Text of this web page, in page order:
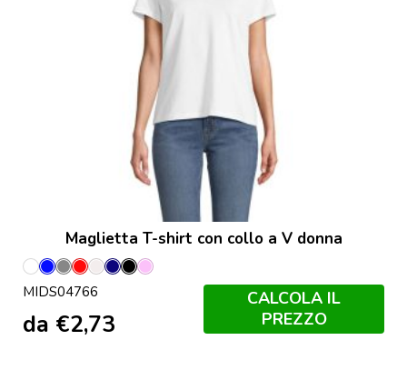
Maglietta T-shirt con collo a V donna
Bianco
Blu
Royal
Grigio
Melange
Rosso
Bianco
Sporco
Blu
Francese
NeroRosa
MIDS04766
da €2,73
CALCOLA IL
PREZZO